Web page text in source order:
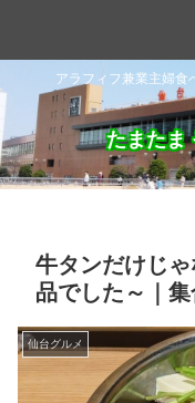
アラフィフ兼業主婦食
たまたま
牛タンだけじ
品でした～｜
仙台グルメ